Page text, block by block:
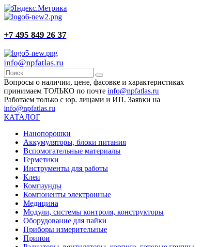
+7 495 849 26 37
info@npfatlas.ru
Вопросы о наличии, цене, фасовке и характеристиках
принимаем ТОЛЬКО по почте info@npfatlas.ru
Работаем только с юр. лицами и ИП. Заявки на
info@npfatlas.ru
КАТАЛОГ
Нанопорошки
Аккумуляторы, блоки питания
Вспомогательные материалы
Герметики
Инструменты для работы
Клеи
Компаунды
Компоненты электронные
Медицина
Модули, системы контроля, конструкторы
Оборудование для пайки
Приборы измерительные
Припои